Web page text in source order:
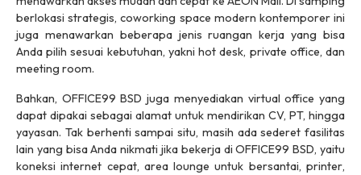
berlokasi strategis,coworking space modern kontemporer ini
juga menawarkan beberapa jenis ruangan kerja yang bisa
Anda pilih sesuai kebutuhan, yaknihot desk, private office,dan
meeting room.
Bahkan, OFFICE99 BSD juga menyediakan virtual officeyang
dapat dipakai sebagai alamat untuk mendirikan CV, PT, hingga
yayasan. Tak berhenti sampai situ, masih ada sederet fasilitas
lain yang bisa Anda nikmati jika bekerja di OFFICE99 BSD, yaitu
koneksi internet cepat, arealoungeuntuk bersantai,printer,